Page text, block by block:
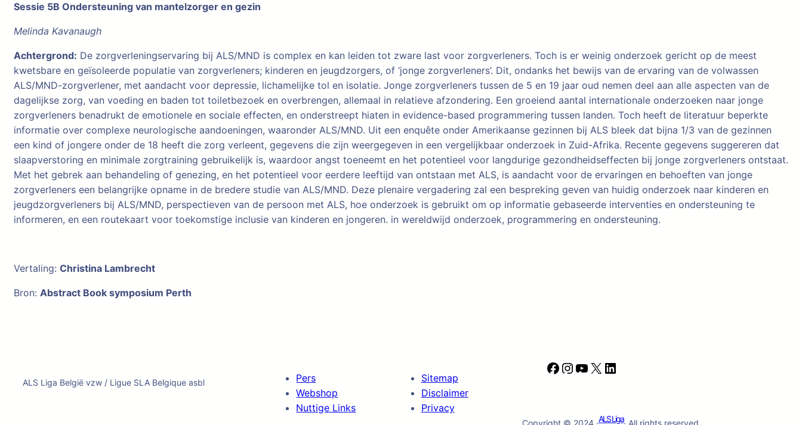
Sessie 5B Ondersteuning van mantelzorger en gezin
Melinda Kavanaugh
Achtergrond: De zorgverleningservaring bij ALS/MND is complex en kan leiden tot zware last voor zorgverleners. Toch is er weinig onderzoek gericht op de meest
kwetsbare en geïsoleerde populatie van zorgverleners; kinderen en jeugdzorgers, of ‘jonge zorgverleners’. Dit, ondanks het bewijs van de ervaring van de volwassen
ALS/MND-zorgverlener, met aandacht voor depressie, lichamelijke tol en isolatie. Jonge zorgverleners tussen de 5 en 19 jaar oud nemen deel aan alle aspecten van de
dagelijkse zorg, van voeding en baden tot toiletbezoek en overbrengen, allemaal in relatieve afzondering. Een groeiend aantal internationale onderzoeken naar jonge
zorgverleners benadrukt de emotionele en sociale effecten, en onderstreept hiaten in evidence-based programmering tussen landen. Toch heeft de literatuur beperkte
informatie over complexe neurologische aandoeningen, waaronder ALS/MND. Uit een enquête onder Amerikaanse gezinnen bij ALS bleek dat bijna 1/3 van de gezinnen
een kind of jongere onder de 18 heeft die zorg verleent, gegevens die zijn weergegeven in een vergelijkbaar onderzoek in Zuid-Afrika. Recente gegevens suggereren dat
slaapverstoring en minimale zorgtraining gebruikelijk is, waardoor angst toeneemt en het potentieel voor langdurige gezondheidseffecten bij jonge zorgverleners ontstaat.
Met het gebrek aan behandeling of genezing, en het potentieel voor eerdere leeftijd van ontstaan met ALS, is aandacht voor de ervaringen en behoeften van jonge
zorgverleners een belangrijke opname in de bredere studie van ALS/MND. Deze plenaire vergadering zal een bespreking geven van huidig onderzoek naar kinderen en
jeugdzorgverleners bij ALS/MND, perspectieven van de persoon met ALS, hoe onderzoek is gebruikt om op informatie gebaseerde interventies en ondersteuning te
informeren, en een routekaart voor toekomstige inclusie van kinderen en jongeren. in wereldwijd onderzoek, programmering en ondersteuning.
Vertaling: Christina Lambrecht
Bron: Abstract Book symposium Perth
ALS Liga België vzw / Ligue SLA Belgique asbl
Pers
Webshop
Nuttige Links
Sitemap
Disclaimer
Privacy
F
I
Y
X
k
ALS Liga